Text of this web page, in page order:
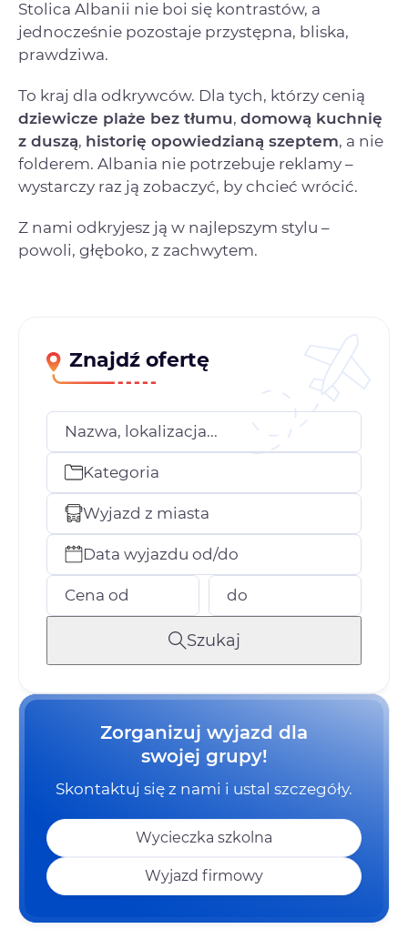
Stolica Albanii nie boi się kontrastów, a
jednocześnie pozostaje przystępna, bliska,
prawdziwa.
To kraj dla odkrywców. Dla tych, którzy cenią
dziewicze plaże bez tłumu, domową kuchnię
z duszą, historię opowiedzianą szeptem, a nie
folderem. Albania nie potrzebuje reklamy –
wystarczy raz ją zobaczyć, by chcieć wrócić.
Z nami odkryjesz ją w najlepszym stylu –
powoli, głęboko, z zachwytem.
Znajdź ofertę
Nazwa, lokalizacja...
Kategoria
Wyjazd z miasta
Data wyjazdu od/do
Cena od do
Szukaj
Zorganizuj wyjazd dla
swojej grupy!
Skontaktuj się z nami i ustal szczegóły.
Wycieczka szkolna
Wyjazd firmowy